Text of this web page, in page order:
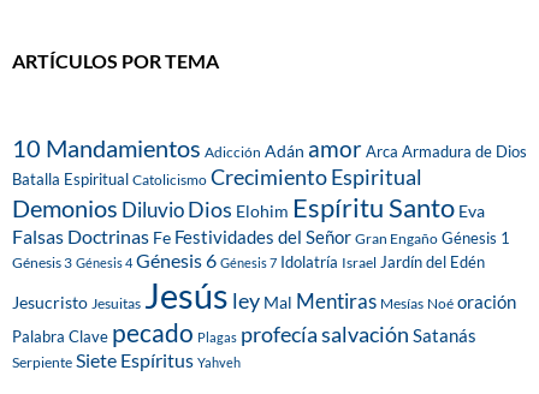
ARTÍCULOS POR TEMA
10 Mandamientos Adicción Adán amorArca Armadura de Dios
Batalla Espiritual Catolicismo Crecimiento Espiritual
Demonios DiluvioDios Elohim Espíritu Santo Eva
Falsas Doctrinas Fe Festividades del Señor Gran Engaño Génesis 1
Génesis 3 Génesis 4 Génesis 6 Génesis 7 Idolatría Israel Jardín del Edén
Jesucristo Jesuitas Jesús ley Mal Mentiras Mesías Noé oración
Palabra Clave pecado Plagas profecíasalvación Satanás
Serpiente Siete Espíritus Yahveh